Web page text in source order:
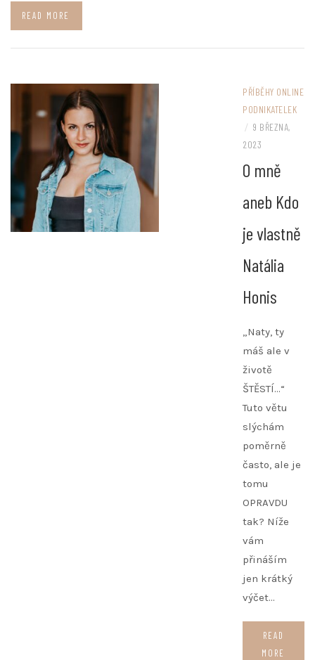
READ MORE
PŘÍBĚHY ONLINE
PODNIKATELEK
/ 9 BŘEZNA,
2023
O mně
aneb Kdo
je vlastně
Natália
Honis
„Naty, ty
máš ale v
životě
ŠTĚSTÍ…“
Tuto větu
slýchám
poměrně
často, ale je
tomu
OPRAVDU
tak? Níže
vám
přináším
jen krátký
výčet…
READ
MORE